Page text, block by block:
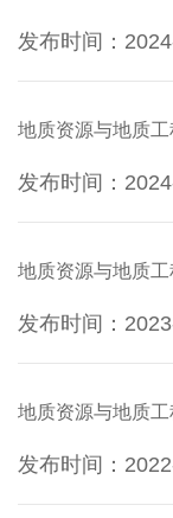
发布时间：
地质资源与地质
发布时间：
地质资源与地质
发布时间：
地质资源与地质
发布时间：